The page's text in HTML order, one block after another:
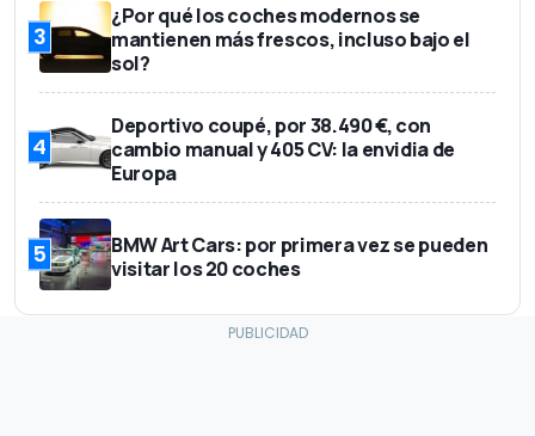
3
¿Por qué los coches modernos se
mantienen más frescos, incluso bajo el
sol?
4
Deportivo coupé, por 38.490 €, con
cambio manual y 405 CV: la envidia de
Europa
5
BMW Art Cars: por primera vez se pueden
visitar los 20 coches